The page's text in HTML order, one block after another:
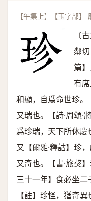
【午集上】【玉字部
〔
鄰切
篇
有
和顯，自爲命世珍。
又瑞也。【詩·周頌·
爲珍瑞，天下所休慶
又【爾雅·釋詁】珍，
又奇也。【書·旅獒
三十一年】食必坐二
【註】珍怪，猶奇異